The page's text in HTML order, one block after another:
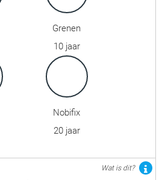
Grenen
10 jaar
Nobifix
20 jaar
Wat is dit?